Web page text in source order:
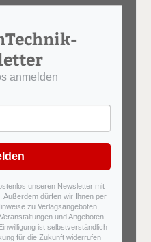
anmelden
unseren Newsletter mit
Außerdem dürfen wir Ihnen per
zu Verlagsangeboten,
und Angeboten
ist selbstverständlich
für die Zukunft widerrufen